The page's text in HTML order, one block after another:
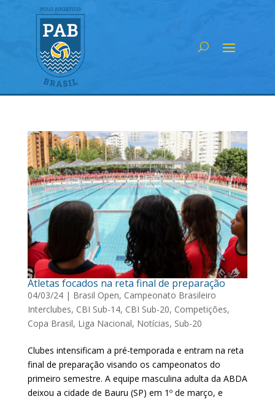
Atletas focados na reta final de preparação
04/03/24| Brasil Open, Campeonato Brasileiro
Interclubes, CBI Sub-14, CBI Sub-20, Competições,
Copa Brasil, Liga Nacional, Notícias, Sub-20
Clubes intensificam a pré-temporada e entram na reta
final de preparação visando os campeonatos do
primeiro semestre. A equipe masculina adulta da ABDA
deixou a cidade de Bauru (SP) em 1º de março, e